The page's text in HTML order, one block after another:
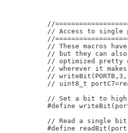
//
// Access to single
//
// These macros
// but they can also
// optimized pretty
// wherever it
//
// uint8_t
// Set a bit to
#define
// Read a single
#define